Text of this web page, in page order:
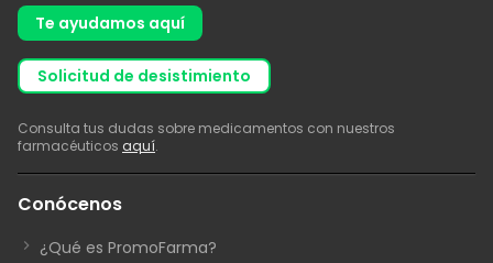
Te ayudamos aquí
solicitud de desistimiento
Consulta tus dudas sobre medicamentos con nuestros
farmacéuticos aquí.
Conócenos
¿Qué es PromoFarma?